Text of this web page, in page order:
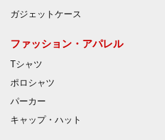
ガジェットケース
ファッション・アパレル
Tシャツ
ポロシャツ
パーカー
キャップ・ハット